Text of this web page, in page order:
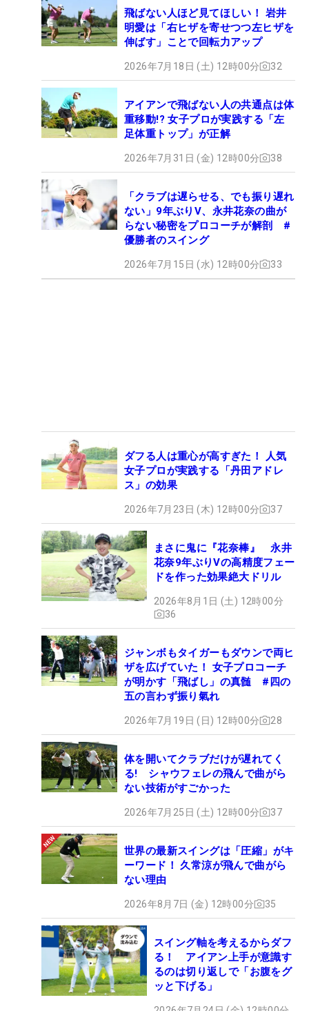
飛ばない人ほど見てほしい！ 岩井
明愛は「右ヒザを寄せつつ左ヒザを
伸ばす」ことで回転力アップ
2026年7月18日 (土) 12時00分 32
アイアンで飛ばない人の共通点は体
重移動!? 女子プロが実践する「左
足体重トップ」が正解
2026年7月31日 (金) 12時00分 38
「クラブは遅らせる、でも振り遅れ
ない」9年ぶりV、永井花奈の曲が
らない秘密をプロコーチが解剖 #
優勝者のスイング
2026年7月15日 (水) 12時00分 33
ダフる人は重心が高すぎた！ 人気
女子プロが実践する「丹田アドレ
ス」の効果
2026年7月23日 (木) 12時00分 37
まさに鬼に『花奈棒』 永井
花奈9年ぶりVの高精度フェー
ドを作った効果絶大ドリル
2026年8月1日 (土) 12時00分
36
ジャンボもタイガーもダウンで両ヒ
ザを広げていた！ 女子プロコーチ
が明かす「飛ばし」の真髄 #四の
五の言わず振り氣れ
2026年7月19日 (日) 12時00分 28
体を開いてクラブだけが遅れてく
る! シャウフェレの飛んで曲がら
ない技術がすごかった
2026年7月25日 (土) 12時00分 37
世界の最新スイングは「圧縮」がキ
ーワード！ 久常涼が飛んで曲がら
ない理由
2026年8月7日 (金) 12時00分 35
スイング軸を考えるからダフ
る！ アイアン上手が意識す
るのは切り返しで「お腹をグ
ッと下げる」